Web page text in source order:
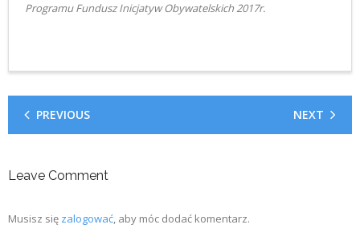
Programu Fundusz Inicjatyw Obywatelskich 2017r.
PREVIOUS NEXT
Leave Comment
Musisz się zalogować, aby móc dodać komentarz.